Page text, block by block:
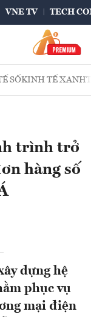
VNE TV TECH
SỐKINH TẾ XANH
trình trở
hàng số
dựng hệ
phục vụ
mại điện